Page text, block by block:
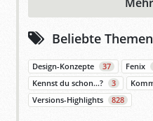
Beliebte Themen
Design-Konzepte 37 Fenix
Kennst du schon…?
3
Versions-Highlights
828